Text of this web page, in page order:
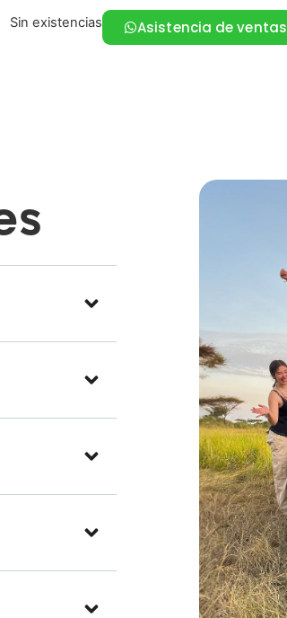
Sin existencias Asistencia de ventas